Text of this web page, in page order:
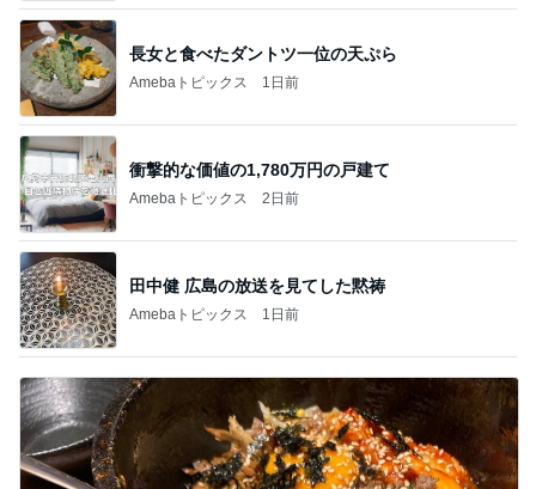
長女と食べたダントツ一位の天ぷら
Amebaトピックス 1日前
衝撃的な価値の1,780万円の戸建て
Amebaトピックス 2日前
田中健 広島の放送を見てした黙祷
Amebaトピックス 1日前